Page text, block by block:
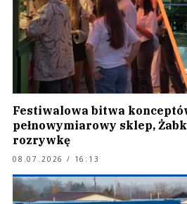
Festiwalowa bitwa
pełnowymiarowy sklep,
rozrywkę
08.07.2026 / 16:13